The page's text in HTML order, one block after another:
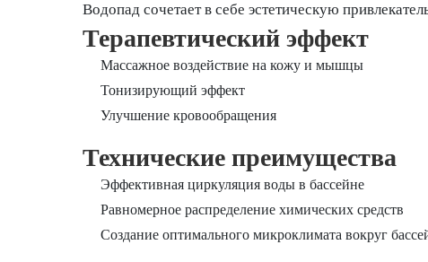
Водопад сочетает в себе эстетическую
Терапевтический эффект
Массажное воздействие на кожу и мышцы
Тонизирующий эффект
Улучшение кровообращения
Технические преимущества
Эффективная циркуляция воды в бассейне
Равномерное распределение химических средств
Создание оптимального микроклимата вокруг